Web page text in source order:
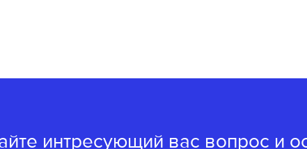
интресующий вас вопрос и